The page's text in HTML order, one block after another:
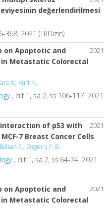
değerlendirilmesi
368, 2021 (TRDizin)
2021
on Apoptotic and
in Metastatic Colorectal
A., Kurt N.
, cilt.1, sa.2, ss.106-117, 2021
2021
of p53 with
7 Breast Cancer Cells
Balkan E., Özgeriş F. B.
, cilt.1, sa.2, ss.64-74, 2021
2021
on Apoptotic and
in Metastatic Colorectal